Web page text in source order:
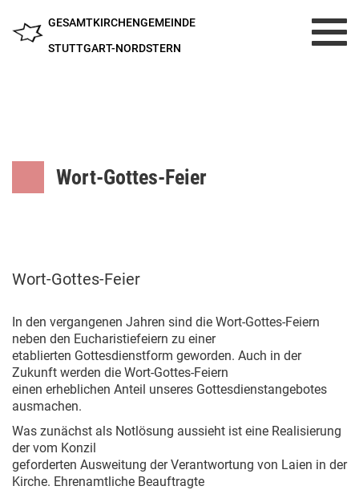
GESAMTKIRCHENGEMEINDE
STUTTGART-NORDSTERN
Wort-Gottes-Feier
Wort-Gottes-Feier
In den vergangenen Jahren sind die Wort-Gottes-Feiern
neben den Eucharistiefeiern zu einer
etablierten Gottesdienstform geworden. Auch in der
Zukunft werden die Wort-Gottes-Feiern
einen erheblichen Anteil unseres Gottesdienstangebotes
ausmachen.
Was zunächst als Notlösung aussieht ist eine Realisierung
der vom Konzil
geforderten Ausweitung der Verantwortung von Laien in der
Kirche. Ehrenamtliche Beauftragte